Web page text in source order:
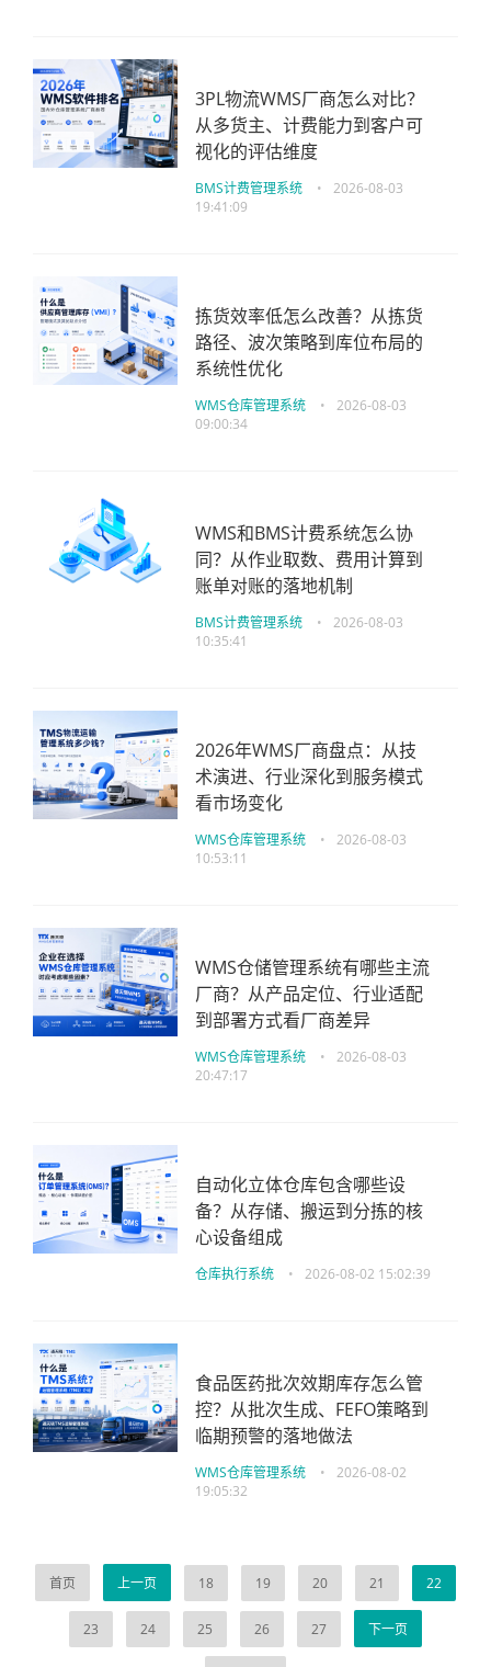
3PL物流WMS厂商怎么对比？
从多货主、计费能力到客户可
视化的评估维度
BMS计费管理系统 •
2026-08-03
19:41:09
拣货效率低怎么改善？从拣货
路径、波次策略到库位布局的
系统性优化
WMS仓库管理系统 •
2026-08-03
09:00:34
WMS和BMS计费系统怎么协
同？从作业取数、费用计算到
账单对账的落地机制
BMS计费管理系统 •
2026-08-03
10:35:41
2026年WMS厂商盘点：从技
术演进、行业深化到服务模式
看市场变化
WMS仓库管理系统 •
2026-08-03
10:53:11
WMS仓储管理系统有哪些主流
厂商？从产品定位、行业适配
到部署方式看厂商差异
WMS仓库管理系统 •
2026-08-03
20:47:17
自动化立体仓库包含哪些设
备？从存储、搬运到分拣的核
心设备组成
仓库执行系统 • 2026-08-02 15:02:39
食品医药批次效期库存怎么管
控？从批次生成、FEFO策略到
临期预警的落地做法
WMS仓库管理系统 •
2026-08-02
19:05:32
首页 上一页 18 19 20 21 22
23 24 25 26 27 下一页